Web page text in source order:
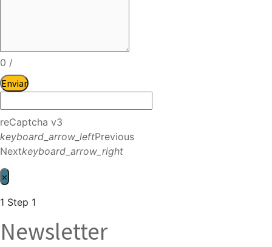
0 /
Enviar
reCaptcha v3
keyboard_arrow_leftPrevious
Nextkeyboard_arrow_right
×
1 Step 1
Newsletter